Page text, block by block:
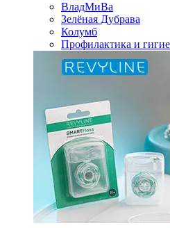
ВладМиВа
Зелёная Дубрава
Колумб
Профилактика и